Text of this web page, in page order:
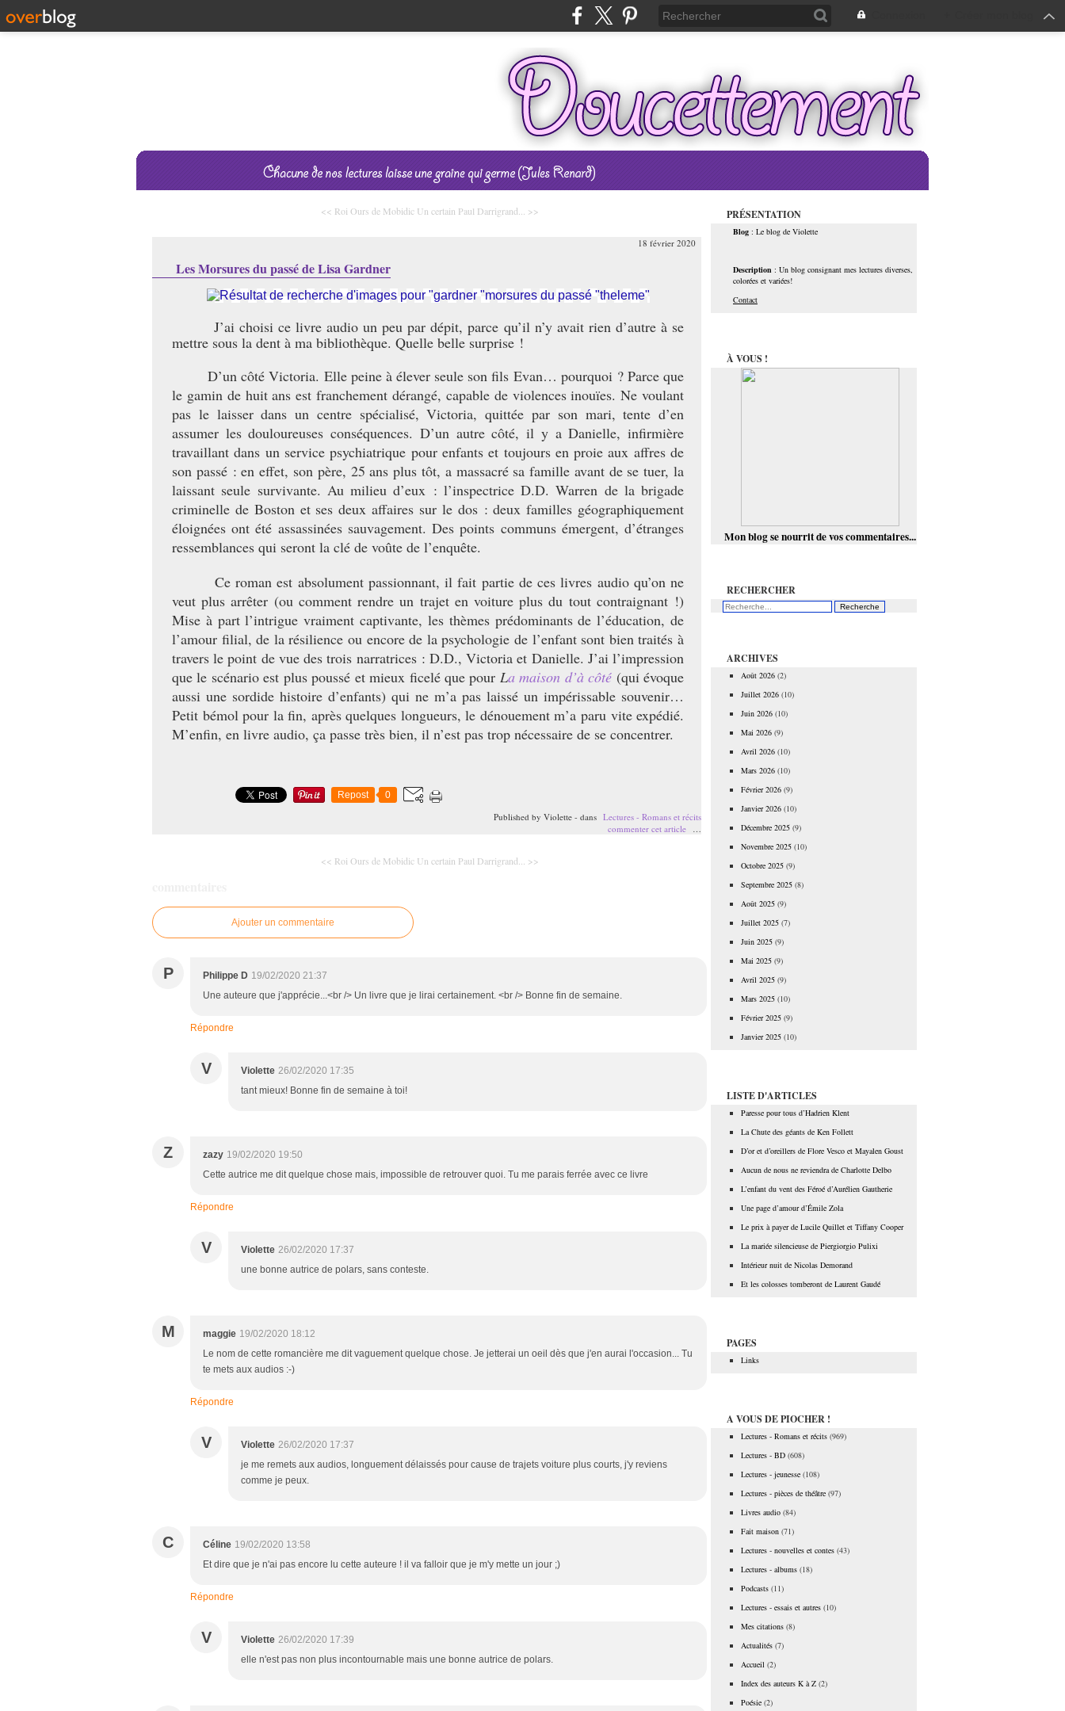
<< Roi Ours de Mobidic Un certain Paul Darrigrand... >>
18 février 2020
Les Morsures du passé de Lisa Gardner
J’ai choisi ce livre audio un peu par dépit, parce qu’il n’y avait rien d’autre à se
mettre sous la dent à ma bibliothèque. Quelle belle surprise !
D’un côté Victoria. Elle peine à élever seule son fils Evan… pourquoi ? Parce que
le gamin de huit ans est franchement dérangé, capable de violences inouïes. Ne voulant
pas le laisser dans un centre spécialisé, Victoria, quittée par son mari, tente d’en
assumer les douloureuses conséquences. D’un autre côté, il y a Danielle, infirmière
travaillant dans un service psychiatrique pour enfants et toujours en proie aux affres de
son passé : en effet, son père, 25 ans plus tôt, a massacré sa famille avant de se tuer, la
laissant seule survivante. Au milieu d’eux : l’inspectrice D.D. Warren de la brigade
criminelle de Boston et ses deux affaires sur le dos : deux familles géographiquement
éloignées ont été assassinées sauvagement. Des points communs émergent, d’étranges
ressemblances qui seront la clé de voûte de l’enquête.
Ce roman est absolument passionnant, il fait partie de ces livres audio qu’on ne
veut plus arrêter (ou comment rendre un trajet en voiture plus du tout contraignant !)
Mise à part l’intrigue vraiment captivante, les thèmes prédominants de l’éducation, de
l’amour filial, de la résilience ou encore de la psychologie de l’enfant sont bien traités à
travers le point de vue des trois narratrices : D.D., Victoria et Danielle. J’ai l’impression
que le scénario est plus poussé et mieux ficelé que pour La maison d’à côté (qui évoque
aussi une sordide histoire d’enfants) qui ne m’a pas laissé un impérissable souvenir…
Petit bémol pour la fin, après quelques longueurs, le dénouement m’a paru vite expédié.
M’enfin, en livre audio, ça passe très bien, il n’est pas trop nécessaire de se concentrer.
Repost 0
Published by Violette - dans Lectures - Romans et récits
commenter cet article …
<< Roi Ours de Mobidic Un certain Paul Darrigrand... >>
Ajouter un commentaire
P Philippe D 19/02/2020 21:37
Une auteure que j'apprécie...<br /> Un livre que je lirai certainement. <br /> Bonne fin de semaine.
Répondre
V Violette 26/02/2020 17:35
tant mieux! Bonne fin de semaine à toi!
Z zazy 19/02/2020 19:50
Cette autrice me dit quelque chose mais, impossible de retrouver quoi. Tu me parais ferrée avec ce livre
Répondre
V Violette 26/02/2020 17:37
une bonne autrice de polars, sans conteste.
M maggie 19/02/2020 18:12
Le nom de cette romancière me dit vaguement quelque chose. Je jetterai un oeil dès que j'en aurai l'occasion... Tu
te mets aux audios :-)
Répondre
V Violette 26/02/2020 17:37
je me remets aux audios, longuement délaissés pour cause de trajets voiture plus courts, j'y reviens
comme je peux.
C Céline 19/02/2020 13:58
Et dire que je n'ai pas encore lu cette auteure ! il va falloir que je m'y mette un jour ;)
Répondre
V Violette 26/02/2020 17:39
elle n'est pas non plus incontournable mais une bonne autrice de polars.
PRÉSENTATION
Blog : Le blog de Violette
Description : Un blog consignant mes lectures diverses,
colorées et variées!
Contact
À VOUS !
Mon blog se nourrit de vos commentaires...
RECHERCHER
ARCHIVES
Août 2026 (2)
Juillet 2026 (10)
Juin 2026 (10)
Mai 2026 (9)
Avril 2026 (10)
Mars 2026 (10)
Février 2026 (9)
Janvier 2026 (10)
Décembre 2025 (9)
Novembre 2025 (10)
Octobre 2025 (9)
Septembre 2025 (8)
Août 2025 (9)
Juillet 2025 (7)
Juin 2025 (9)
Mai 2025 (9)
Avril 2025 (9)
Mars 2025 (10)
Février 2025 (9)
Janvier 2025 (10)
LISTE D'ARTICLES
Paresse pour tous d’Hadrien Klent
La Chute des géants de Ken Follett
D’or et d’oreillers de Flore Vesco et Mayalen Goust
Aucun de nous ne reviendra de Charlotte Delbo
L’enfant du vent des Féroé d’Aurélien Gautherie
Une page d’amour d’Émile Zola
Le prix à payer de Lucile Quillet et Tiffany Cooper
La mariée silencieuse de Piergiorgio Pulixi
Intérieur nuit de Nicolas Demorand
Et les colosses tomberont de Laurent Gaudé
PAGES
Links
A VOUS DE PIOCHER !
Lectures - Romans et récits (969)
Lectures - BD (608)
Lectures - jeunesse (108)
Lectures - pièces de théâtre (97)
Livres audio (84)
Fait maison (71)
Lectures - nouvelles et contes (43)
Lectures - albums (18)
Podcasts (11)
Lectures - essais et autres (10)
Mes citations (8)
Actualités (7)
Accueil (2)
Index des auteurs K à Z (2)
Poésie (2)